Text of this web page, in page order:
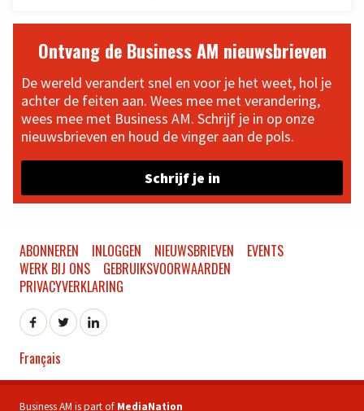
Ontvang de Business AM nieuwsbrieven
De wereld verandert snel en voor je het weet, hol je
achter de feiten aan. Wees mee met verandering,
wees mee met Business AM. Schrijf je in op onze
nieuwsbrieven en houd de vinger aan de pols.
Schrijf je in
ABONNEREN INLOGGEN NIEUWSBRIEVEN
EVENTS
WERK BIJ ONS
GEBRUIKSVOORWAARDEN
PRIVACYVERKLARING
Français
Business AM is part of MediaNation